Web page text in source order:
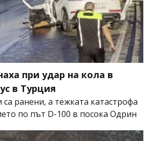
при удар на кола в
в Турция
ранени, а тежката катастрофа
по път D-100 в посока Одрин